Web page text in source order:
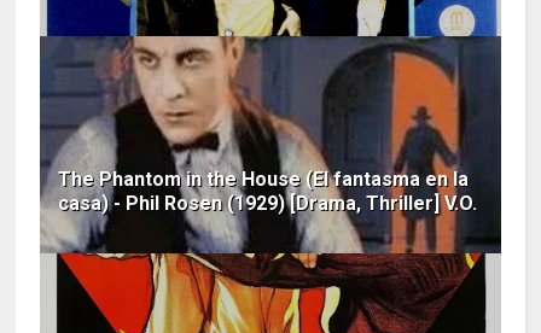
The Phantom in the House (El fantasma en la
casa) - Phil Rosen (1929) [Drama, Thriller] V.O.